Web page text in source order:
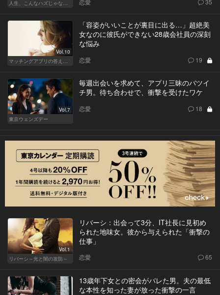
人生、こんなハズじゃなかった。～ハイスペの憂鬱～
Vol.10
マッチングアプリの答えあわせ【A】～SEASON2～
「容姿がいいことが裏目に出る…」超絶美
女なのに彼氏ができない28歳会社員の深刻
な悩み
恋愛 19
Vol.7
東京ウェンズデー
毎週出会いを求めて、アプリ三昧のバツイ
チ男。待ち合わせで、衝撃を受けたワケ
恋愛 18
Vol.1
リバーシ～光と闇の攻防～
リバーシ：出会って3分、IT社長に見初め
られた地味女。彼から与えられた「衝撃の
仕事」
恋愛 65
13歳年下女との密会がバレた男。夫の最低
な本性を知った妻が放った衝撃の一言